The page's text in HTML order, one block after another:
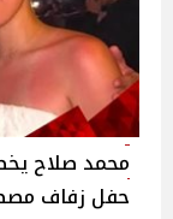
محمد صلاح
حفل زفاف